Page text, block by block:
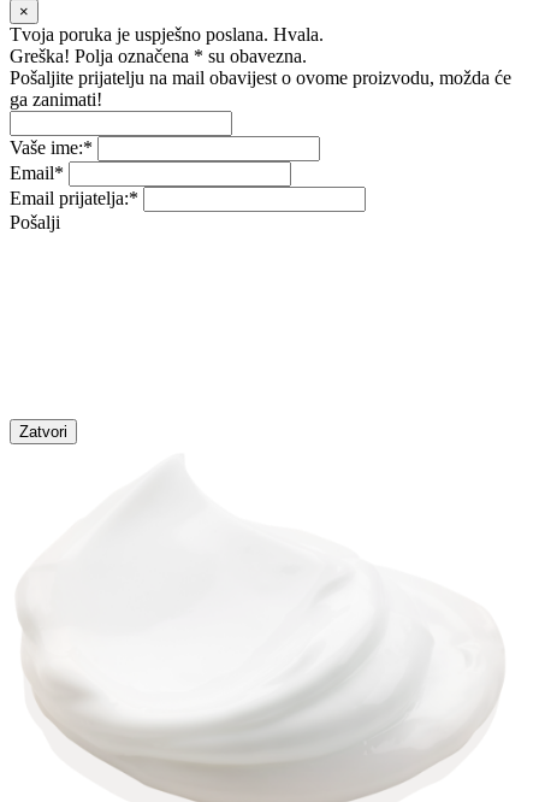
×
Tvoja poruka je uspješno poslana. Hvala.
Greška! Polja označena * su obavezna.
Pošaljite prijatelju na mail obavijest o ovome proizvodu, možda će
ga zanimati!
Vaše ime:*
Email*
Email prijatelja:*
Pošalji
Zatvori